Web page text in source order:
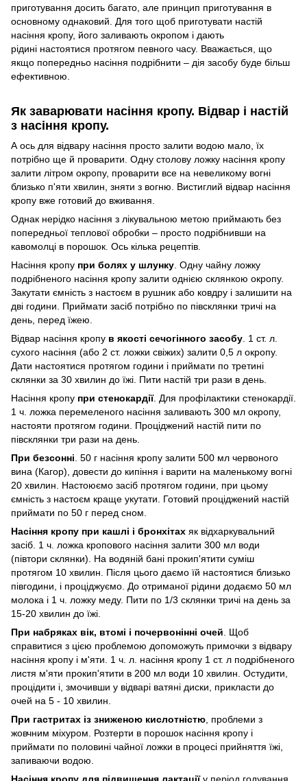
приготування досить багато, але принцип приготування в
основному однаковий. Для того щоб приготувати настій
насіння кропу, його заливають окропом і дають
рідині настоятися протягом певного часу. Вважається, що
якщо попередньо насіння подрібнити – дія засобу буде більш
ефективною.
Як заварювати насіння кропу. Відвар і настій
з насіння кропу.
А ось для відвару насіння просто залити водою мало, їх
потрібно ще й проварити. Одну столову ложку насіння кропу
залити літром окропу, проварити все на невеликому вогні
близько п'яти хвилин, зняти з вогню. Вистиглий відвар насіння
кропу вже готовий до вживання.
Однак нерідко насіння з лікувальною метою приймають без
попередньої теплової обробки – просто подрібнивши на
кавомолці в порошок. Ось кілька рецептів.
Насіння кропу при болях у шлунку. Одну чайну ложку
подрібненого насіння кропу залити однією склянкою окропу.
Закутати ємність з настоєм в рушник або ковдру і залишити на
дві години. Приймати засіб потрібно по півсклянки тричі на
день, перед їжею.
Відвар насіння кропу в якості сечогінного засобу. 1 ст. л.
сухого насіння (або 2 ст. ложки свіжих) залити 0,5 л окропу.
Дати настоятися протягом години і приймати по третині
склянки за 30 хвилин до їжі. Пити настій три рази в день.
Насіння кропу при стенокардії. Для профілактики стенокардії.
1 ч. ложка перемеленого насіння заливають 300 мл окропу,
настояти протягом години. Проціджений настій пити по
півсклянки три рази на день.
При безсонні. 50 г насіння кропу залити 500 мл червоного
вина (Кагор), довести до кипіння і варити на маленькому вогні
20 хвилин. Настоюємо засіб протягом години, при цьому
ємність з настоєм краще укутати. Готовий проціджений настій
приймати по 50 г перед сном.
Насіння кропу при кашлі і бронхітах як відхаркувальний
засіб. 1 ч. ложка кропового насіння залити 300 мл води
(півтори склянки). На водяній бані прокип'ятити суміш
протягом 10 хвилин. Після цього даємо їй настоятися близько
півгодини, і проціджуємо. До отриманої рідини додаємо 50 мл
молока і 1 ч. ложку меду. Пити по 1/3 склянки тричі на день за
15-20 хвилин до їжі.
При набряках вік, втомі і почервонінні очей. Щоб
справитися з цією проблемою допоможуть примочки з відвару
насіння кропу і м'яти. 1 ч. л. насіння кропу 1 ст. л подрібненого
листя м'яти прокип'ятити в 200 мл води 10 хвилин. Остудити,
процідити і, змочивши у відварі ватяні диски, прикласти до
очей на 5 - 10 хвилин.
При гастритах із зниженою кислотністю, проблеми з
жовчним міхуром. Розтерти в порошок насіння кропу і
приймати по половині чайної ложки в процесі прийняття їжі,
запиваючи водою.